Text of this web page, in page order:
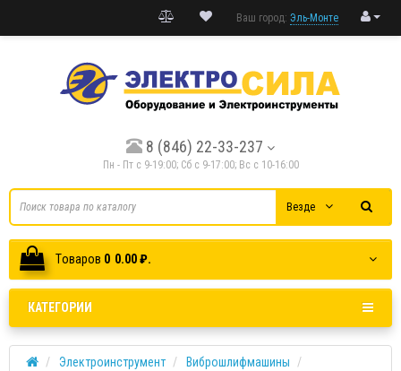
Ваш город: Эль-Монте
8 (846) 22-33-237
Пн - Пт с 9-19:00; Cб с 9-17:00; Вс с 10-16:00
Везде
Tоваров 0 0.00 ₽.
КАТЕГОРИИ
Электроинструмент
Виброшлифмашины